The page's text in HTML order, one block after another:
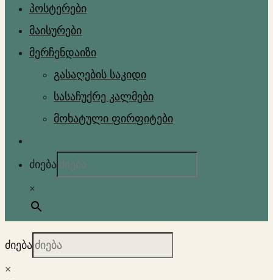
პოსტერები
მაისურები
მერჩენდაიზი
გასაღების საკიდი
სასაჩუქრე კალმები
მოხატული ფირფიტები
ძიება
×
ძიება
×